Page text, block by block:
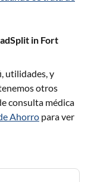
in Fort
utilidades, y
otros
consulta médica
Ahorro para ver